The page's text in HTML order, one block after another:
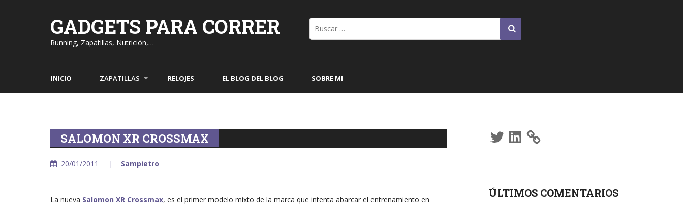
GADGETS PARA CORRER
Running, Zapatillas, Nutrición,…
INICIO ZAPATILLAS RELOJES EL BLOG DEL BLOG SOBRE MI
SALOMON XR CROSSMAX
20/01/2011 Sampietro
La nueva Salomon XR Crossmax, es el primer modelo mixto de la marca que intenta abarcar el entrenamiento en
TwitterLinkedIn
ÚLTIMOS COMENTARIOS